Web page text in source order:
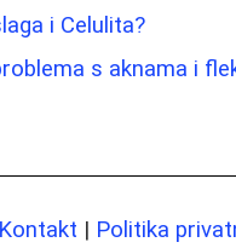
i Celulita?
s aknama i
Kontakt | Politika